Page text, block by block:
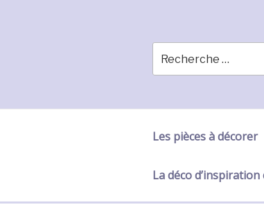
Les pièces à décorer
La déco